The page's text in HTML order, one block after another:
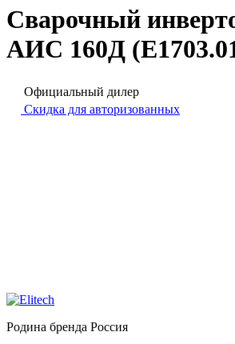
Сварочный
АИС 160Д
Официальный дилер
Скидка для авторизованных
Родина бренда Россия